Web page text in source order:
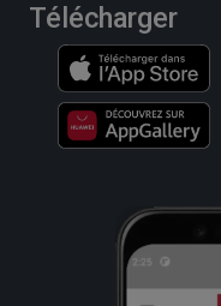
Télécharger